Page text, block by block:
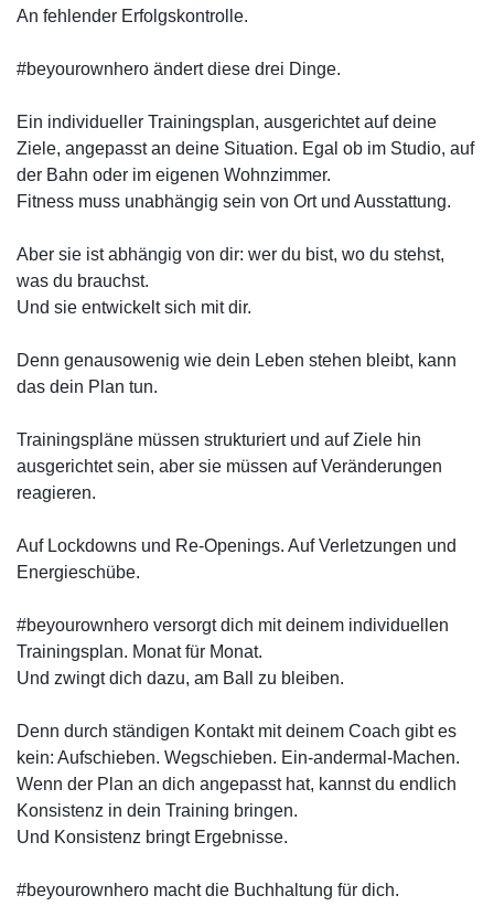
An fehlender Erfolgskontrolle.
#beyourownhero ändert diese drei Dinge.
Ein individueller Trainingsplan, ausgerichtet auf deine
Ziele, angepasst an deine Situation. Egal ob im Studio, auf
der Bahn oder im eigenen Wohnzimmer.
Fitness muss unabhängig sein von Ort und Ausstattung.
Aber sie ist abhängig von dir: wer du bist, wo du stehst,
was du brauchst.
Und sie entwickelt sich mit dir.
Denn genausowenig wie dein Leben stehen bleibt, kann
das dein Plan tun.
Trainingspläne müssen strukturiert und auf Ziele hin
ausgerichtet sein, aber sie müssen auf Veränderungen
reagieren.
Auf Lockdowns und Re-Openings. Auf Verletzungen und
Energieschübe.
#beyourownhero versorgt dich mit deinem individuellen
Trainingsplan. Monat für Monat.
Und zwingt dich dazu, am Ball zu bleiben.
Denn durch ständigen Kontakt mit deinem Coach gibt es
kein: Aufschieben. Wegschieben. Ein-andermal-Machen.
Wenn der Plan an dich angepasst hat, kannst du endlich
Konsistenz in dein Training bringen.
Und Konsistenz bringt Ergebnisse.
#beyourownhero macht die Buchhaltung für dich.